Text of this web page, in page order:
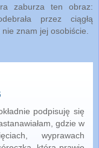
zaburza ten obraz:
przez ciągłą
znam jej osobiście.
podpisuję się
gdzie w
wyprawach